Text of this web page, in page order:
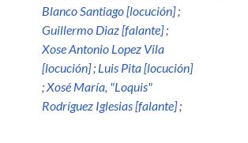
Blanco Santiago [locución];
Guillermo Diaz [falante];
Xose Antonio Lopez Vila
[locución]; Luis Pita [locución]
;Xosé María, "Loquis"
Rodríguez Iglesias [falante];